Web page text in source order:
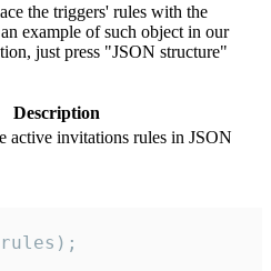
the triggers' rules with the
example of such object in our
just press "JSON structure"
Description
active invitations rules in JSON